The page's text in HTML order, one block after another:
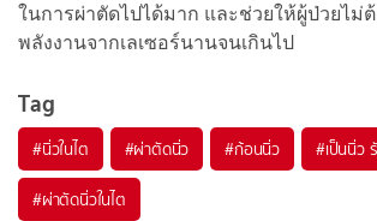
ในการผ่าตัดไปได้มาก และช่วยให้ผู้ป่วยไม่
พลังงานจากเลเซอร์นานจนเกินไป
Tag
#นิ่วในไต #ผ่าตัดนิ่ว #ก้อนนิ่ว #เป็นนิ่ว
#ผ่าตัดนิ่วในไต